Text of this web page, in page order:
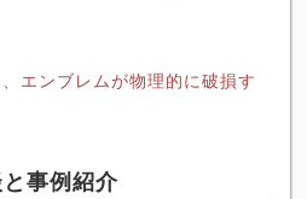
エンブレムが物理的に破損す
事例紹介